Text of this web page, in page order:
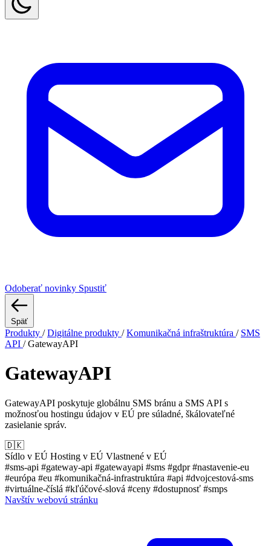
Odoberať novinky Spustiť
Späť
Produkty / Digitálne produkty / Komunikačná infraštruktúra / SMS
API / GatewayAPI
GatewayAPI
GatewayAPI poskytuje globálnu SMS bránu a SMS API s
možnosťou hostingu údajov v EÚ pre súladné, škálovateľné
zasielanie správ.
🇩🇰
Sídlo v EÚ Hosting v EÚ Vlastnené v EÚ
#sms-api #gateway-api #gatewayapi #sms #gdpr#nastavenie-eu
#európa #eu #komunikačná-infrastruktúra #api #dvojcestová-sms
#virtuálne-číslá #kľúčové-slová #ceny #dostupnosť #smps
Navštív webovú stránku